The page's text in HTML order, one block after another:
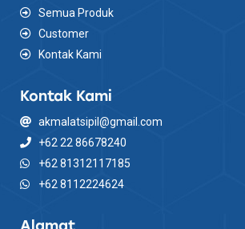
Semua Produk
Customer
Kontak Kami
Kontak Kami
akmalatsipil@gmail.com
+62 22 86678240
+62 81312117185
+62 8112224624